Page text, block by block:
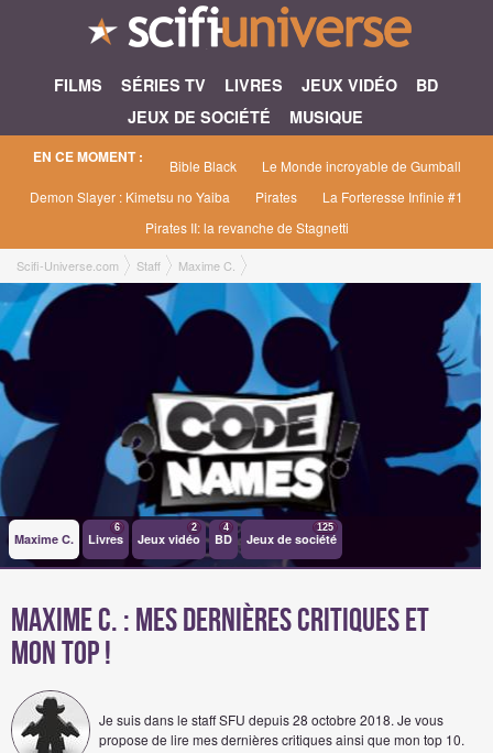
FILMS SÉRIES TV LIVRES JEUX VIDÉO
BD
JEUX DE SOCIÉTÉ
MUSIQUE
EN CE MOMENT : Bible Black
Le Monde incroyable de Gumball
Demon Slayer : Kimetsu no Yaiba
Pirates
La Forteresse Infinie #1
Pirates II: la revanche de Stagnetti
Scifi-Universe.com Staff Maxime C.
Maxime C. Livres
6
Jeux vidéo
2
BD
4
Jeux de société
125
Maxime C. : Mes dernières critiques et
mon Top !
Je suis dans le staff SFU depuis 28 octobre 2018. Je vous
propose de lire mes dernières critiques ainsi que mon top 10.